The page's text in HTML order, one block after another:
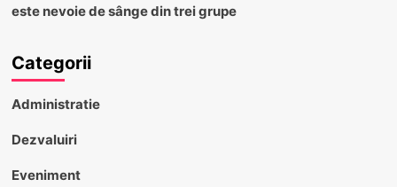
este nevoie de sânge din trei grupe
Categorii
Administratie
Dezvaluiri
Eveniment